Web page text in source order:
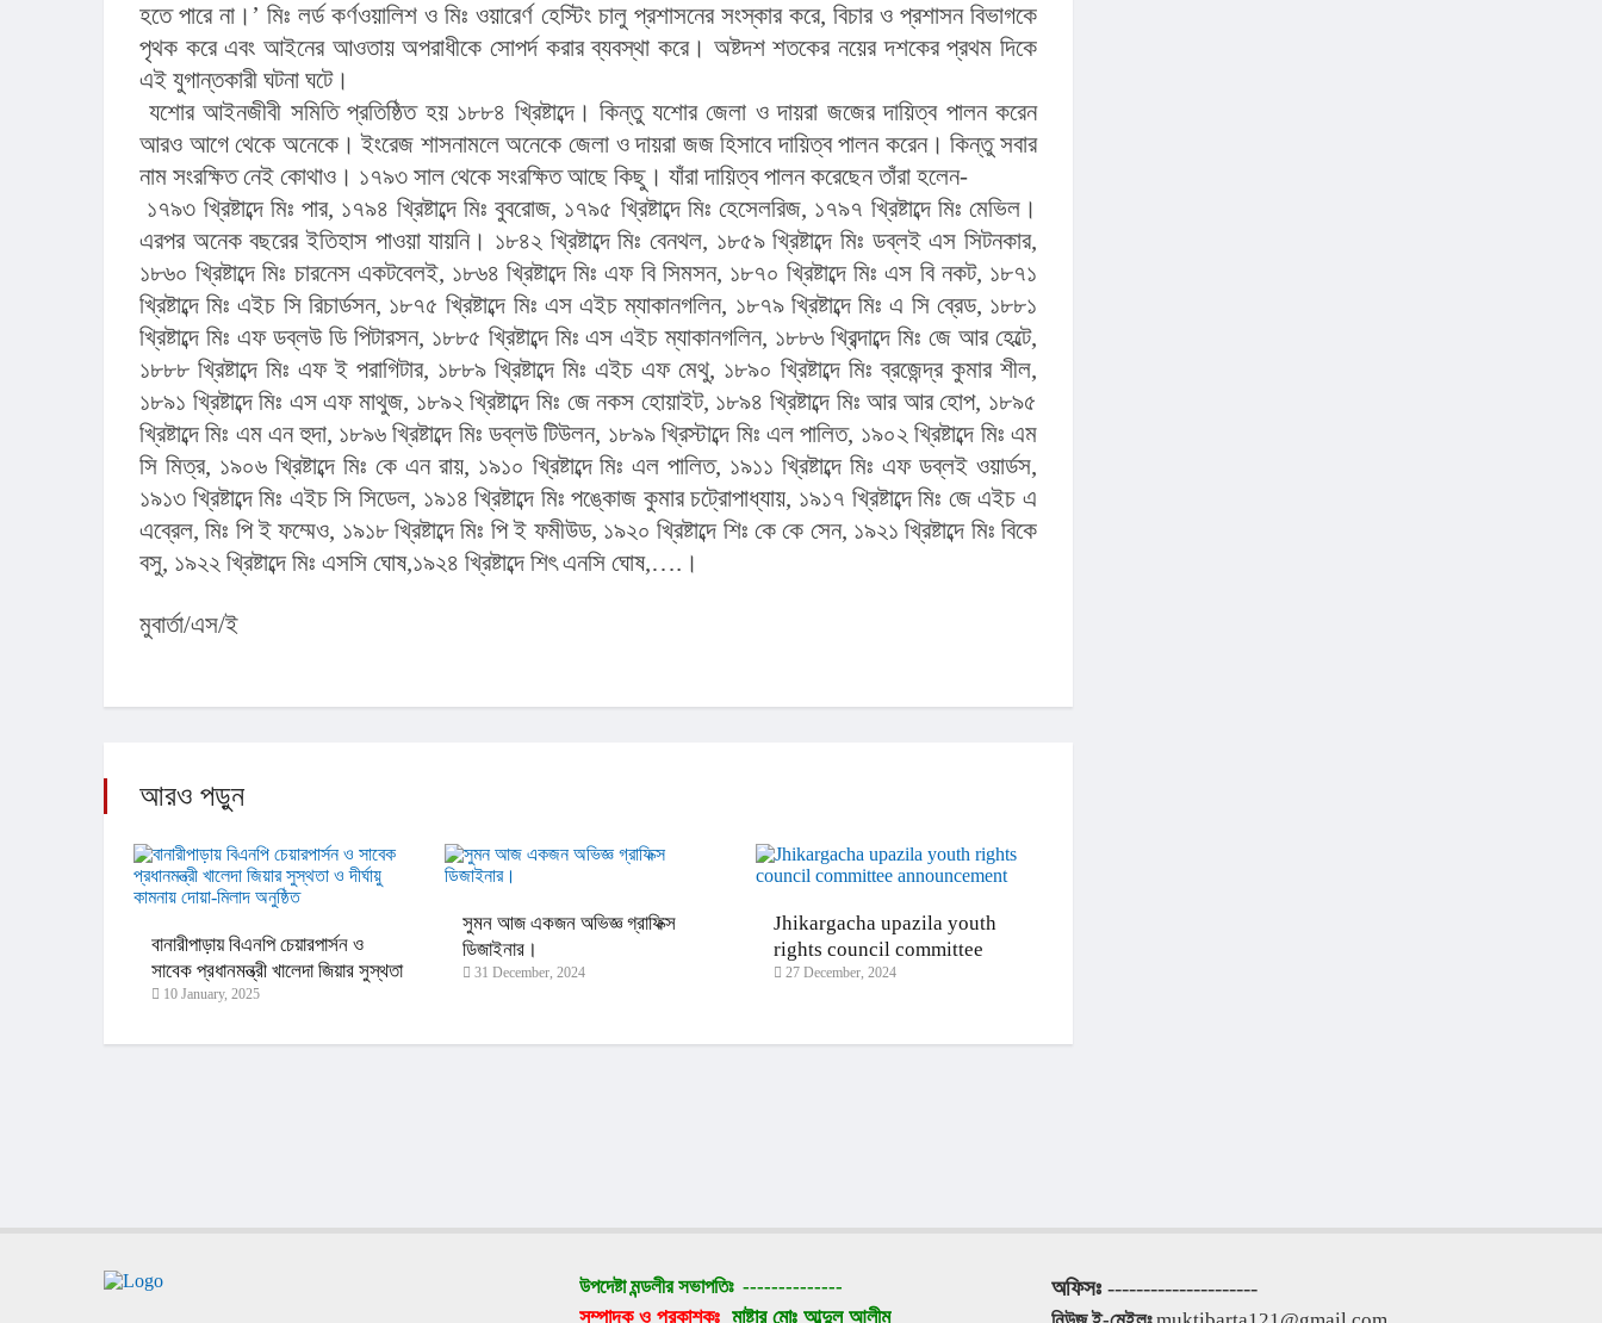
হতে পারে না।’ মিঃ লর্ড কর্ণওয়ালিশ ও মিঃ ওয়ারের্ণ হেস্টিং চালু প্রশাসনের সংস্কার করে, বিচার ও প্রশাসন বিভাগকে
পৃথক করে এবং আইনের আওতায় অপরাধীকে সোপর্দ করার ব্যবস্থা করে। অষ্টদশ শতকের নয়ের দশকের প্রথম দিকে
এই যুগান্তকারী ঘটনা ঘটে।
আরও আগে থেকে অনেকে। ইংরেজ শাসনামলে অনেকে জেলা ও দায়রা জজ হিসাবে দায়িত্ব পালন করেন। কিন্তু সবার
নাম সংরক্ষিত নেই কোথাও। ১৭৯৩ সাল থেকে সংরক্ষিত আছে কিছু। যাঁরা দায়িত্ব পালন করেছেন তাঁরা হলেন-
এরপর অনেক বছরের ইতিহাস পাওয়া যায়নি। ১৮৪২ খ্রিষ্টাব্দে মিঃ বেনথল, ১৮৫৯ খ্রিষ্টাব্দে মিঃ ডব্লই এস সিটনকার,
১৮৬০ খ্রিষ্টাব্দে মিঃ চারনেস একটবেলই, ১৮৬৪ খ্রিষ্টাব্দে মিঃ এফ বি সিমসন, ১৮৭০ খ্রিষ্টাব্দে মিঃ এস বি নকট, ১৮৭১
খ্রিষ্টাব্দে মিঃ এইচ সি রিচার্ডসন, ১৮৭৫ খ্রিষ্টাব্দে মিঃ এস এইচ ম্যাকানগলিন, ১৮৭৯ খ্রিষ্টাব্দে মিঃ এ সি ব্রেড, ১৮৮১
খ্রিষ্টাব্দে মিঃ এফ ডব্লউ ডি পিটারসন, ১৮৮৫ খ্রিষ্টাব্দে মিঃ এস এইচ ম্যাকানগলিন, ১৮৮৬ খ্রিব্দাব্দে মিঃ জে আর হেল্টে,
১৮৮৮ খ্রিষ্টাব্দে মিঃ এফ ই পরাগিটার, ১৮৮৯ খ্রিষ্টাব্দে মিঃ এইচ এফ মেথু, ১৮৯০ খ্রিষ্টাব্দে মিঃ ব্রজেন্দ্র কুমার শীল,
১৮৯১ খ্রিষ্টাব্দে মিঃ এস এফ মাথুজ, ১৮৯২ খ্রিষ্টাব্দে মিঃ জে নকস হোয়াইট, ১৮৯৪ খ্রিষ্টাব্দে মিঃ আর আর হোপ, ১৮৯৫
খ্রিষ্টাব্দে মিঃ এম এন হুদা, ১৮৯৬ খ্রিষ্টাব্দে মিঃ ডব্লউ টিউলন, ১৮৯৯ খ্রিস্টাব্দে মিঃ এল পালিত, ১৯০২ খ্রিষ্টাব্দে মিঃ এম
সি মিত্র, ১৯০৬ খ্রিষ্টাব্দে মিঃ কে এন রায়, ১৯১০ খ্রিষ্টাব্দে মিঃ এল পালিত, ১৯১১ খ্রিষ্টাব্দে মিঃ এফ ডব্লই ওয়ার্ডস,
১৯১৩ খ্রিষ্টাব্দে মিঃ এইচ সি সিডেল, ১৯১৪ খ্রিষ্টাব্দে মিঃ পঙ্কোজ কুমার চট্রোপাধ্যায়, ১৯১৭ খ্রিষ্টাব্দে মিঃ জে এইচ এ
এব্রেল, মিঃ পি ই ফম্মেও, ১৯১৮ খ্রিষ্টাব্দে মিঃ পি ই ফমীউড, ১৯২০ খ্রিষ্টাব্দে শিঃ কে কে সেন, ১৯২১ খ্রিষ্টাব্দে মিঃ বিকে
বসু, ১৯২২ খ্রিষ্টাব্দে মিঃ এসসি ঘোষ,১৯২৪ খ্রিষ্টাব্দে শিৎ এনসি ঘোষ,….।
মুবার্তা/এস/ই
আরও পড়ুন
বানারীপাড়ায় বিএনপি চেয়ারপার্সন ও
সাবেক প্রধানমন্ত্রী খালেদা জিয়ার সুস্থতা
ও দীর্ঘায়ু কামনায় দোয়া-মিলাদ অনুষ্ঠিত
10 January, 2025
সুমন আজ একজন অভিজ্ঞ গ্রাফিক্স
ডিজাইনার।
31 December, 2024
Jhikargacha upazila youth
rights council committee
announcement
27 December, 2024
উপদেষ্টা মন্ডলীর সভাপতিঃ --------------
সম্পাদক ও প্রকাশকঃ মাষ্টার মোঃ আব্দুল আলীম
অফিসঃ ---------------------